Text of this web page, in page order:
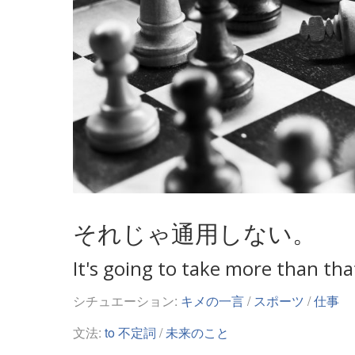
それじゃ通用しない。
It's going to take more than
シチュエーション: キメの一言/スポーツ /仕事
文法: to 不定詞 /未来のこと